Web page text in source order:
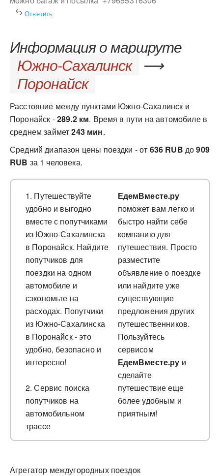
Ответить
Информация о маршруте
Южно-Сахалинск
⟶
Поронайск
Расстояние между пунктами Южно-Сахалинск и
Поронайск -289.2 км. Время в пути на автомобиле в
среднем займет243 мин.
Средний диапазон цены поездки - от 636 RUB до909
RUB за 1 человека.
1. Путешествуйте
удобно и выгодно
вместе с попутчиками
из Южно-Сахалинска
в Поронайск. Найдите
попутчиков для
поездки на одном
автомобиле и
сэкономьте на
расходах. Попутчики
из Южно-Сахалинска
в Поронайск - это
удобно, безопасно и
интересно!
2. Сервис поиска
попутчиков на
автомобильном
трассе
ЕдемВместе.ру
поможет вам легко и
быстро найти себе
компанию для
путешествия. Просто
разместите
объявление о поездке
или найдите уже
существующие
предложения других
путешественников.
Пользуйтесь
сервисом
ЕдемВместе.ру и
сделайте
путешествие еще
более удобным и
приятным!
Агрегатор междугородных поездок